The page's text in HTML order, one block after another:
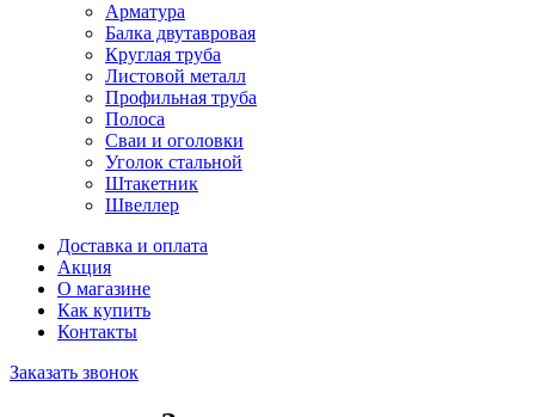
Арматура
Балка двутавровая
Круглая труба
Листовой металл
Профильная труба
Полоса
Сваи и оголовки
Уголок стальной
Штакетник
Швеллер
Доставка и оплата
Акция
О магазине
Как купить
Контакты
Заказать звонок